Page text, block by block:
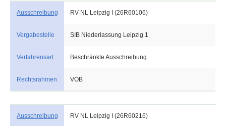
Ausschreibung RV NL Leipzig I (26R60106)
Vergabestelle SIB Niederlassung Leipzig 1
Verfahrensart Beschränkte Ausschreibung
Rechtsrahmen VOB
Ausschreibung RV NL Leipzig I (26R60216)